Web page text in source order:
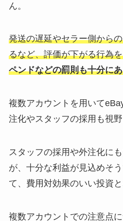
ん。
発送の遅延やセラー側から
るなど、評価が下がる行為
ペンドなどの罰則も十分に
複数アカウントを用いて
注化やスタッフの採用も視野
スタッフの採用や外注化に
が、十分な利益が見込めそ
て、費用対効果のいい投資と
複数アカウントでの注意点